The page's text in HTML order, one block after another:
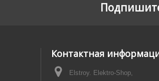
Контактная
Elstroy. Elektro-Shop,